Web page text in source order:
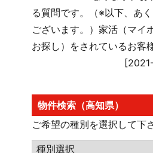
る質問です。（※以下、あ
ございます。）家活（マイ
お探し）をされているお客
物件検索（高知県）
ご希望の種別を選択して下